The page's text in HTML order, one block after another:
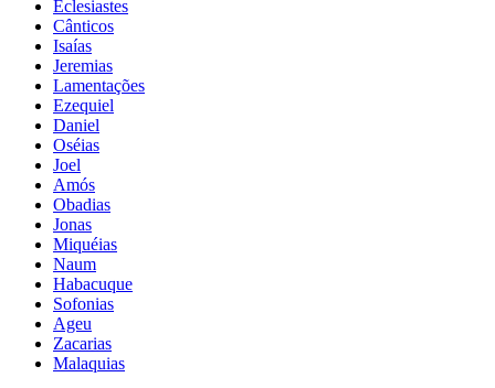
Eclesiastes
Cânticos
Isaías
Jeremias
Lamentações
Ezequiel
Daniel
Oséias
Joel
Amós
Obadias
Jonas
Miquéias
Naum
Habacuque
Sofonias
Ageu
Zacarias
Malaquias